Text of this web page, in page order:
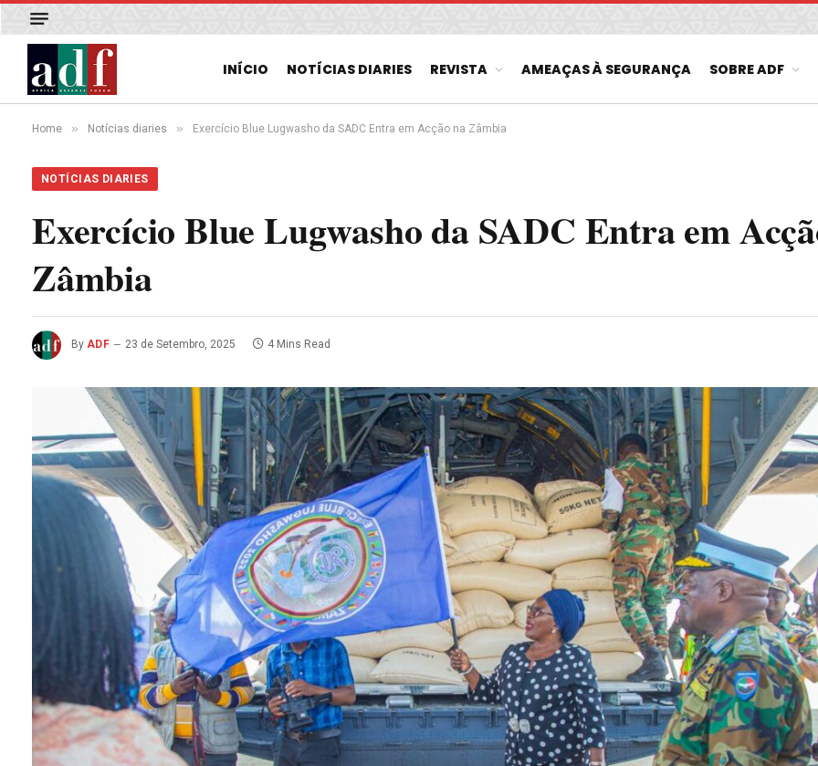
INÍCIO NOTÍCIAS DIARIES REVISTA AMEAÇAS À SEGURANÇA SOBRE ADF
Home » Notícias diaries » Exercício Blue Lugwasho da SADC Entra em Acção na Zâmbia
NOTÍCIAS DIARIES
Exercício Blue Lugwasho da SADC Entra em
Zâmbia
By ADF 23 de Setembro, 2025 4 Mins Read